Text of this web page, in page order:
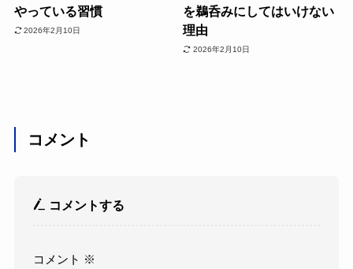
やっている習慣
2026年2月10日
を鵜呑みにしてはいけない
理由
2026年2月10日
コメント
コメントする
コメント ※